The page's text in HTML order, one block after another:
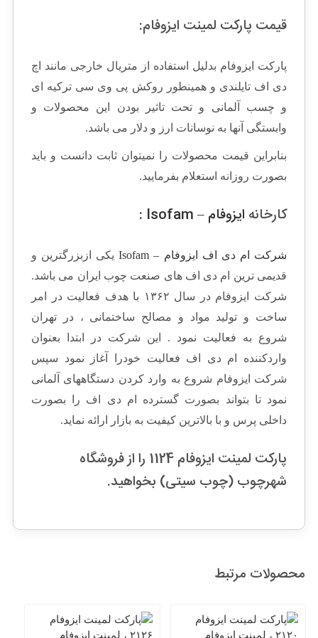
قیمت پارکت لمینت ایزوفام:
پارکت ایزوفام بدلیل استفاده از متریال خارجی مانند اچ
دی اف تایلندی و همینطور روکش پی وی سی ترکیه ای
و چسب آلمانی و تحت تاثیر بودن این محصولات و
وابستگی آنها به نوسانات ارز و دلار می باشد.
بنابراین قیمت محصولات را نمیتوان ثابت دانست و باید
بصورت روزانه استعلام بفرمایید.
کارخانه ایزوفام – Isofam :
شرکت ام دی اف ایزوفام – Isofam
یکی ازبزرگترین و
قدیمی ترین ام دی اف های صنعت چوب ایران می باشد.
شرکت ایزوفام در سال ۱۳۶۲ با هدف فعالیت در امر
ساخت و تولید مواد و مصالح ساختمانی ، در تهران
شروع به فعالیت نمود . این شرکت در ابتدا بعنوان
واردکننده ام دی اف فعالیت خودرا آغاز نمود سپس
شرکت ایزوفام شروع به وارد کردن دستگاههای آلمانی
نمود تا بتواند بصورت گسترده ام دی اف را بصورت
داخلی پرس و با بالاترین کیفیت به بازار ارائه نماید.
پارکت لمینت ایزوفام 1124 را از فروشگاه
شهرچوب (چوب سیتی) بخواهید.
محصولات مرتبط